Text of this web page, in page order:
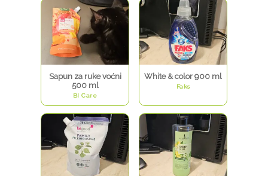
Sapun za ruke voćni
500 ml
BI Care
White & color 900 ml
Faks